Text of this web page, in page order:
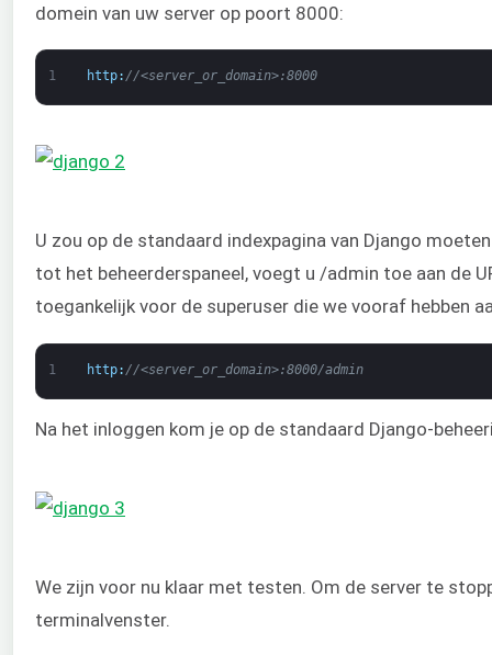
domein van uw server op poort 8000:
1 http: //<server_or_domain>:8000
U zou op de standaard indexpagina van Django
tot het beheerderspaneel, voegt u /admin toe aan de
toegankelijk voor de superuser die we vooraf hebben
1 http: //<server_or_domain>:8000/admin
Na het inloggen kom je op de standaard Django-
We zijn voor nu klaar met testen. Om de server te
terminalvenster.